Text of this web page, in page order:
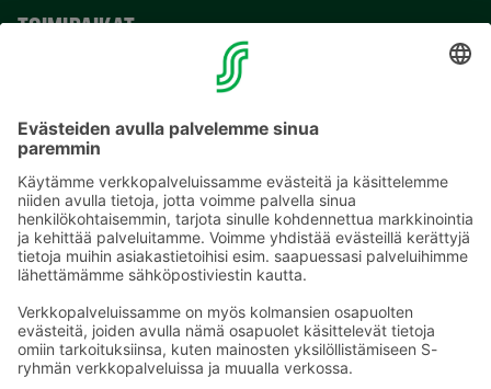
TOIMIPAIKAT
Sähköpostiosoitteet S-ryhmässä ovat muotoa
etunimi.sukunimi@sok.fi
Seuraa meitä: